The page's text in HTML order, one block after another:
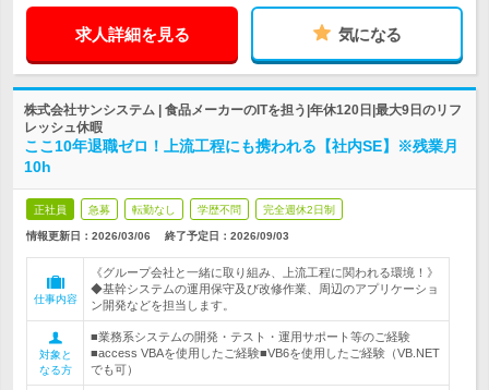
求人詳細を見る 気になる
株式会社サンシステム | 食品メーカーのITを担う|年休120日|最大9日のリフ
レッシュ休暇
ここ10年退職ゼロ！上流工程にも携われる【社内SE】※残業月
10h
正社員 急募 転勤なし 学歴不問 完全週休2日制
情報更新日：2026/03/06 終了予定日： 2026/09/03
仕事内容
《グループ会社と一緒に取り組み、上流工程に関われる環境！》
◆基幹システムの運用保守及び改修作業、周辺のアプリケーショ
ン開発などを担当します。
対象と
なる方
■業務系システムの開発・テスト・運用サポート等のご経験
■access VBAを使用したご経験■VB6を使用したご経験（VB.NET
でも可）